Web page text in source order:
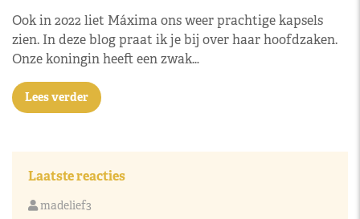
Ook in 2022 liet Máxima ons weer prachtige kapsels
zien. In deze blog praat ik je bij over haar hoofdzaken.
Onze koningin heeft een zwak…
Lees verder
Laatste reacties
madelief3